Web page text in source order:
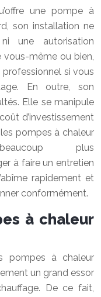
une pompe à
son installation ne
une autorisation
vous-même ou bien,
professionnel si vous
En outre, son
Elle se manipule
d’investissement
pompes à chaleur
plus
à faire un entretien
rapidement et
conformément.
à chaleur
pompes à chaleur
un grand essor
De ce fait,